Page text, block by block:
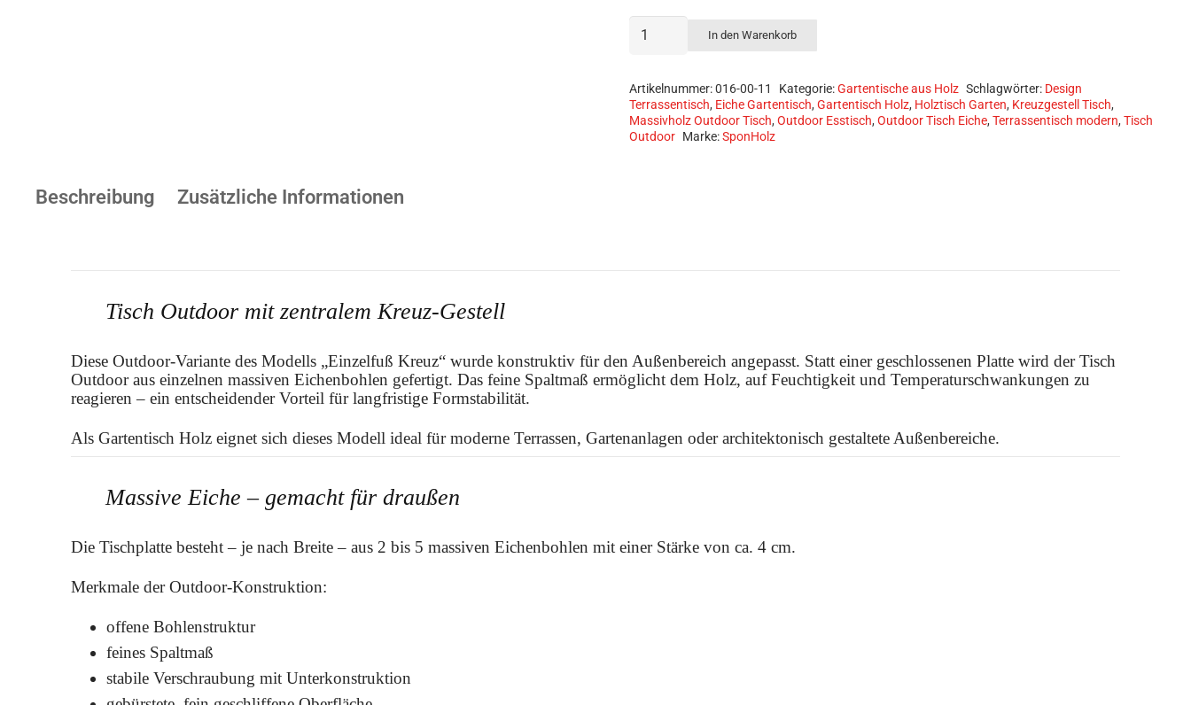
Outdoor
Eiche
mit
Einzelfuß
Kreuz-
In den Warenkorb
Artikelnummer:016-00-11 Kategorie:Gartentische aus Holz Schlagwörter: Design
Terrassentisch, Eiche Gartentisch, Gartentisch Holz, Holztisch Garten, Kreuzgestell Tisch,
Massivholz Outdoor Tisch, Outdoor Esstisch, Outdoor Tisch Eiche, Terrassentisch modern, Tisch
Outdoor Marke:SponHolz
Beschreibung Zusätzliche Informationen
Tisch Outdoor mit zentralem Kreuz-Gestell
Diese Outdoor-Variante des Modells „Einzelfuß Kreuz“ wurde konstruktiv für den Außenbereich angepasst. Statt einer geschlossenen Platte wird der Tisch
Outdoor aus einzelnen massiven Eichenbohlen gefertigt. Das feine Spaltmaß ermöglicht dem Holz, auf Feuchtigkeit und Temperaturschwankungen zu
reagieren – ein entscheidender Vorteil für langfristige Formstabilität.
Als Gartentisch Holz eignet sich dieses Modell ideal für moderne Terrassen, Gartenanlagen oder architektonisch gestaltete Außenbereiche.
Massive Eiche – gemacht für draußen
Die Tischplatte besteht – je nach Breite – aus 2 bis 5 massiven Eichenbohlen mit einer Stärke von ca. 4 cm.
Merkmale der Outdoor-Konstruktion:
offene Bohlenstruktur
feines Spaltmaß
stabile Verschraubung mit Unterkonstruktion